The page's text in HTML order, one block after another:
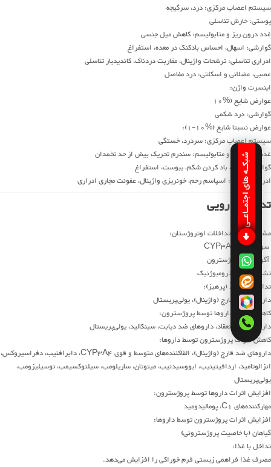
سیستم اعصاب مرکزی: درد، سرگیجه
پوستی: خارش تناسلی
غدد درون ریز و متابولیسم: کاهش میل جنسی
گوارشی: اسهال، احساس بادکنک در معده، استفراغ
ادراری تناسلی: ترشحات واژینال، مقاربت دردناک، کاندیدیاز تناسلی
عصبی، عضلانی و اسکلتی: درد مفاصل
اینسرت واژن:
عوارض شایع (%10
گوارشی: درد شکمی
عوارض نسبتا شایع (%10-1):
سیستم اعصاب مرکزی: سردرد، خستگی
غدد درون ریز و متابولیسم: سندرم تحریک بیش از حد تخمدان
گوارشی: تهوع، باد کردن شکم، یبوست، استفراغ
ادراری تناسلی: اسپاسم رحم، خونریزی واژینال، عفونت مجاری ادراری
تداخل دارویی
مشخصات کلی تداخلات اوتروژستان:
سوبسترای CYP3A4
آگونیست پروژسترون
تشدید اثرات ترومبوژنیک
تداخلات رده X (پرهیز):
داروهای ضد قارچ (واژینال)، یولی‌پریستال
کاهش اثرات داروها توسط پروژسترون:
داروهای ضد انعقاد، داروهای ضد دیابت، سینکالید، یولی‌پریستال
کاهش اثرات پروژسترون توسط داروها:
داروهای ضد قارچ (واژینال)، القاکننده‌های متوسط و قوی CYP3A4، دابرافنیب، دفراسیروکس،
انزالوتامید، اردافیتینیب، ایووسیدنیب، میتوتان، ساریلومب، سیلتوکسیمب، توسیلیزومب،
یولی‌پریستال
افزایش اثرات داروها توسط پروژسترون:
مهارکننده‌های C1، پومالیدومید
افزایش اثرات پروژسترون توسط داروها:
گیاهان (با خاصیت پروژسترونی)
تداخل با غذا:
مصرف غذا فراهمی زیستی فرم خوراکی را افزایش می‌دهد.
شبکـه های اجتمـاعـی